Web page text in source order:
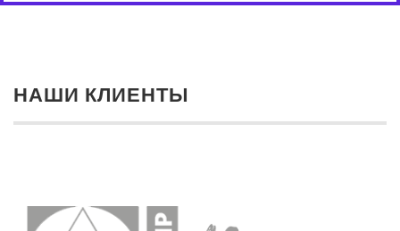
НАШИ КЛИЕНТЫ